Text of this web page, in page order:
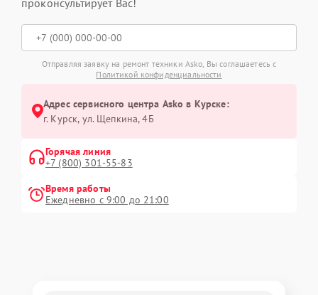
Отправляя заявку на ремонт техники Asko, Вы соглашаетесь с
Политикой конфиденциальности
Адрес сервисного центра Asko в Курске:
г. Курск, ул. Щепкина, 4Б
Горячая линия
+7 (800) 301-55-83
Время работы
Ежедневно с 9:00 до 21:00